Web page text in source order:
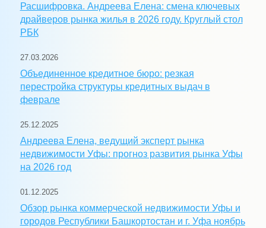
Расшифровка. Андреева Елена: смена ключевых
драйверов рынка жилья в 2026 году. Круглый стол
РБК
27.03.2026
Объединенное кредитное бюро: резкая
перестройка структуры кредитных выдач в
феврале
25.12.2025
Андреева Елена, ведущий эксперт рынка
недвижимости Уфы: прогноз развития рынка Уфы
на 2026 год
01.12.2025
Обзор рынка коммерческой недвижимости Уфы и
городов Республики Башкортостан и г. Уфа ноябрь